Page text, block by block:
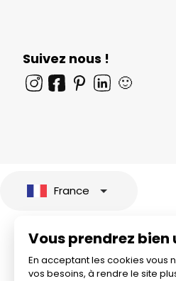
Suivez nous !
🙂
Vous prendrez bien
En acceptant les cookies vous
vos besoins, à rendre le site
France